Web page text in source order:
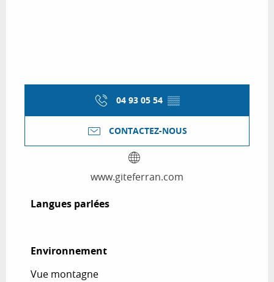
04 93 05 54 ▒▒
CONTACTEZ-NOUS
www.giteferran.com
Langues parlées
Langues parlées
Environnement
Environnement
Vue montagne